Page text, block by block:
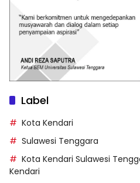
Label
Kota Kendari
Sulawesi Tenggara
Kota Kendari Sulawesi
Kendari